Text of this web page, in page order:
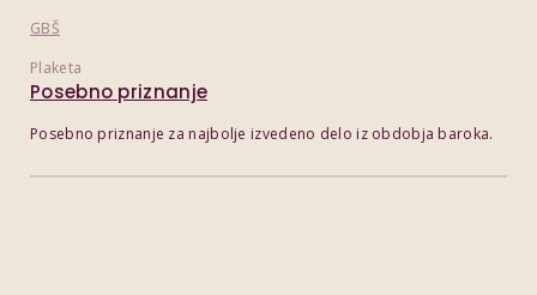
GBŠ
Plaketa
Posebno priznanje
Posebno priznanje za najbolje izvedeno delo iz obdobja baroka.